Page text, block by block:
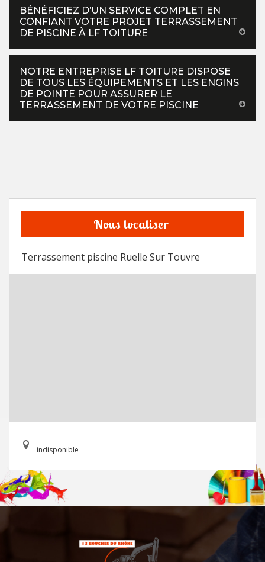
BÉNÉFICIEZ D’UN SERVICE COMPLET EN
CONFIANT VOTRE PROJET TERRASSEMENT
DE PISCINE À LF TOITURE
NOTRE ENTREPRISE LF TOITURE DISPOSE
DE TOUS LES ÉQUIPEMENTS ET LES ENGINS
DE POINTE POUR ASSURER LE
TERRASSEMENT DE VOTRE PISCINE
Nous localiser
Terrassement piscine Ruelle Sur Touvre
indisponible